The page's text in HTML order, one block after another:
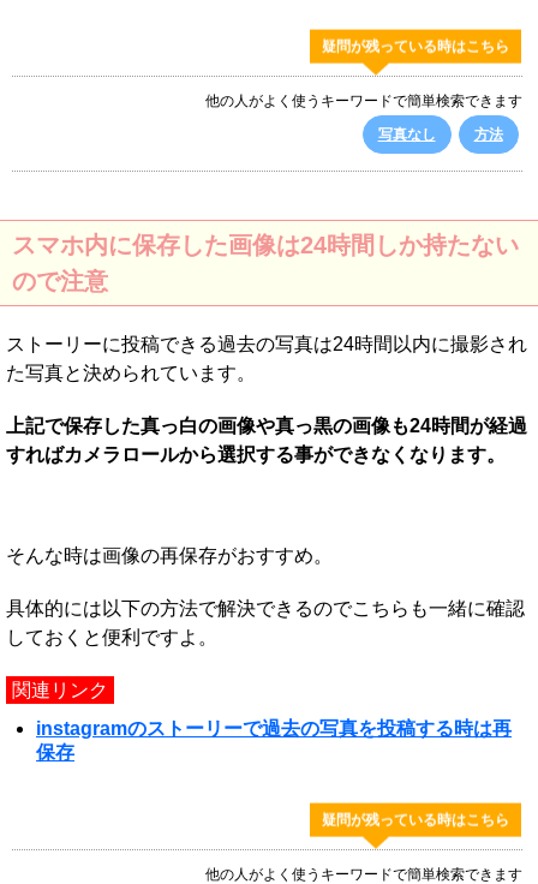
疑問が残っている時はこちら
他の人がよく使うキーワードで簡単検索できます
写真なし
方法
スマホ内に保存した画像は24時間しか持たない
ので注意
ストーリーに投稿できる過去の写真は24時間以内に撮影され
た写真と決められています。
上記で保存した真っ白の画像や真っ黒の画像も24時間が経過
すればカメラロールから選択する事ができなくなります。
そんな時は画像の再保存がおすすめ。
具体的には以下の方法で解決できるのでこちらも一緒に確認
しておくと便利ですよ。
関連リンク
instagramのストーリーで過去の写真を投稿する時は再
保存
疑問が残っている時はこちら
他の人がよく使うキーワードで簡単検索できます